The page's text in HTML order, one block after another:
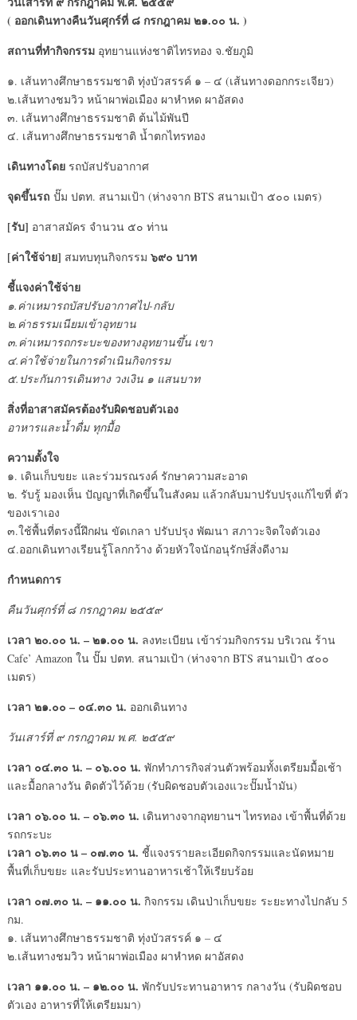
( ออกเดินทางคืนวันศุกร์ที่ ๘ กรกฎาคม ๒๑.๐๐ น. )
สถานที่ทำกิจกรรมอุทยานแห่งชาติไทรทอง จ.ชัยภูมิ
๑. เส้นทางศึกษาธรรมชาติ ทุ่งบัวสรรค์ ๑ – ๔ (เส้นทางดอกกระเจียว)
๒.เส้นทางชมวิว หน้าผาพ่อเมือง ผาหำหด ผาอัสดง
๓. เส้นทางศึกษาธรรมชาติ ต้นไม้พันปี
๔. เส้นทางศึกษาธรรมชาติ น้ำตกไทรทอง
เดินทางโดยรถบัสปรับอากาศ
จุดขึ้นรถปั๊ม ปตท. สนามเป้า (ห่างจาก BTS สนามเป้า ๕๐๐ เมตร)
[รับ] อาสาสมัคร จำนวน ๕๐ ท่าน
[ค่าใช้จ่าย] สมทบทุนกิจกรรม ๖๙๐ บาท
ชี้แจงค่าใช้จ่าย
๑.ค่าเหมารถบัสปรับอากาศไป-กลับ
๒.ค่าธรรมเนียมเข้าอุทยาน
๓.ค่าเหมารถกระบะของทางอุทยานขึ้น เขา
๔.ค่าใช้จ่ายในการดำเนินกิจกรรม
๕.ประกันการเดินทาง วงเงิน ๑ แสนบาท
สิ่งที่อาสาสมัครต้องรับผิดชอบตัวเอง
อาหารและน้ำดื่ม ทุกมื้อ
ความตั้งใจ
๑. เดินเก็บขยะ และร่วมรณรงค์ รักษาความสะอาด
๒. รับรู้ มองเห็น ปัญญาที่เกิดขึ้นในสังคม แล้วกลับมาปรับปรุงแก้ไขที่ ตัว
ของเราเอง
๓.ใช้พื้นที่ตรงนี้ฝึกฝน ขัดเกลา ปรับปรุง พัฒนา สภาวะจิตใจตัวเอง
๔.ออกเดินทางเรียนรู้โลกกว้าง ด้วยหัวใจนักอนุรักษ์สิ่งดีงาม
กำหนดการ
คืนวันศุกร์ที่ ๘ กรกฎาคม ๒๕๕๙
เวลา ๒๐.๐๐ น. – ๒๑.๐๐ น. ลงทะเบียน เข้าร่วมกิจกรรม บริเวณ ร้าน
Cafe’ Amazon ใน ปั๊ม ปตท. สนามเป้า (ห่างจาก BTS สนามเป้า ๕๐๐
เมตร)
เวลา ๒๑.๐๐ – ๐๔.๓๐ น. ออกเดินทาง
วันเสาร์ที่ ๙ กรกฎาคม พ.ศ. ๒๕๕๙
เวลา ๐๔.๓๐ น. – ๐๖.๐๐ น. พักทำภารกิจส่วนตัวพร้อมทั้งเตรียมมื้อเช้า
และมื้อกลางวัน ติดตัวไว้ด้วย (รับผิดชอบตัวเองแวะปั๊มน้ำมัน)
เวลา ๐๖.๐๐ น. – ๐๖.๓๐ น. เดินทางจากอุทยานฯ ไทรทอง เข้าพื้นที่ด้วย
รถกระบะ
เวลา ๐๖.๓๐ น – ๐๗.๓๐ น. ชี้แจงรรายละเอียดกิจกรรมและนัดหมาย
พื้นที่เก็บขยะ และรับประทานอาหารเช้าให้เรียบร้อย
เวลา ๐๗.๓๐ น. – ๑๑.๐๐ น. กิจกรรม เดินป่าเก็บขยะ ระยะทางไปกลับ 5
กม.
๑. เส้นทางศึกษาธรรมชาติ ทุ่งบัวสรรค์ ๑ – ๔
๒.เส้นทางชมวิว หน้าผาพ่อเมือง ผาหำหด ผาอัสดง
เวลา ๑๑.๐๐ น. – ๑๒.๐๐ น. พักรับประทานอาหาร กลางวัน (รับผิดชอบ
ตัวเอง อาหารที่ให้เตรียมมา)